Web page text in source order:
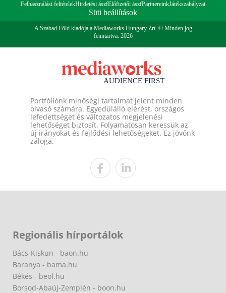
Felhasználási feltételekHirdetési ászfElőfizetői ászfPartnereinkJátékszabályzat
Süti beállítások
A Szabad Föld kiadója a Mediaworks Hungary Zrt. © Minden jog
fenntartva. 2026
Portfóliónk minőségi tartalmat jelent minden
olvasó számára. Egyedülálló elérést, országos
lefedettséget és változatos megjelenési
lehetőséget biztosít. Folyamatosan keressük az
új irányokat és fejlődési lehetőségeket. Ez jövőnk
záloga.
Regionális hírportálok
Bács-Kiskun - baon.hu
Baranya - bama.hu
Békés - beol.hu
Borsod-Abaúj-Zemplén - boon.hu